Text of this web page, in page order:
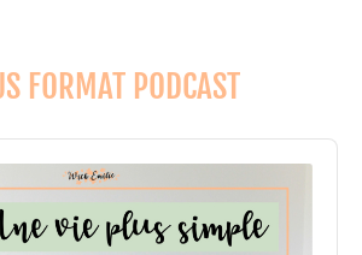
FORMAT PODCAST